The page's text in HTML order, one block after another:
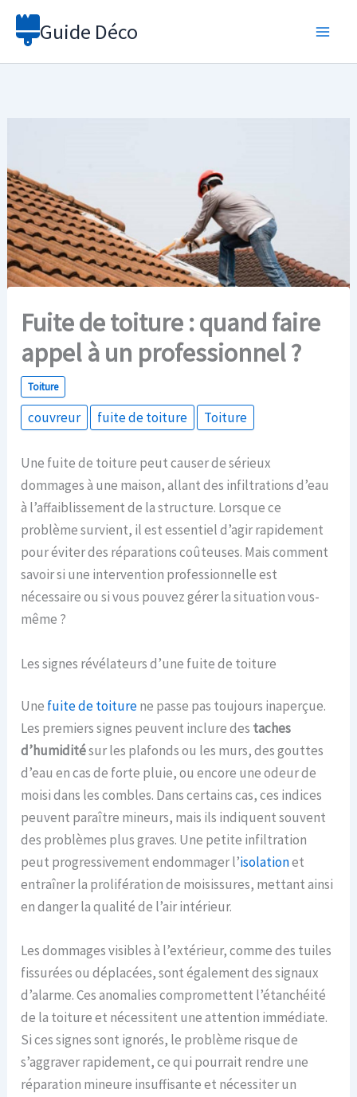
Aller
Guide Déco
Fuite de toiture : quand faire
appel à un professionnel ?
Toiture
couvreur fuite de toiture Toiture
Une fuite de toiture peut causer de sérieux
dommages à une maison, allant des infiltrations d’eau
à l’affaiblissement de la structure. Lorsque ce
problème survient, il est essentiel d’agir rapidement
pour éviter des réparations coûteuses. Mais comment
savoir si une intervention professionnelle est
nécessaire ou si vous pouvez gérer la situation vous-
même ?
Les signes révélateurs d’une fuite de toiture
Une fuite de toiturene passe pas toujours inaperçue.
Les premiers signes peuvent inclure des taches
d’humiditésur les plafonds ou les murs, des gouttes
d’eau en cas de forte pluie, ou encore une odeur de
moisi dans les combles. Dans certains cas, ces indices
peuvent paraître mineurs, mais ils indiquent souvent
des problèmes plus graves. Une petite infiltration
peut progressivement endommager l’isolationet
entraîner la prolifération de moisissures, mettant ainsi
en danger la qualité de l’air intérieur.
Les dommages visibles à l’extérieur, comme des tuiles
fissurées ou déplacées, sont également des signaux
d’alarme. Ces anomalies compromettent l’étanchéité
de la toiture et nécessitent une attention immédiate.
Si ces signes sont ignorés, le problème risque de
s’aggraver rapidement, ce qui pourrait rendre une
réparation mineure insuffisante et nécessiter un